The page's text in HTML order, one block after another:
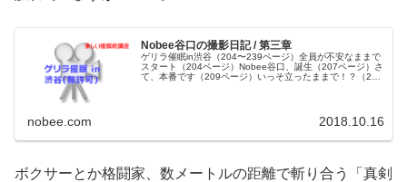
Nobee谷口の撮影日記 / 第三章
ゲリラ催眠in渋谷（204〜239ページ）全員が不安なままで
スタート（204ページ）Nobee谷口、誕生（207ページ）さ
て、本番です（209ページ）いっそ立ったままで！？（210
nobee.com 2018.10.16
ボクサーとか格闘家、数メートルの距離で斬り合う「真剣